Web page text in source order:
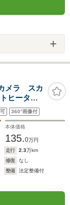
メラ スカ
ヒータ
ライト
格納ミラ
360°画像付
本体価格
135.0万円
走行 2.3万km
修復
なし
整備
法定整備付